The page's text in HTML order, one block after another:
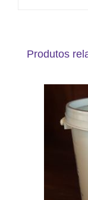
Produtos